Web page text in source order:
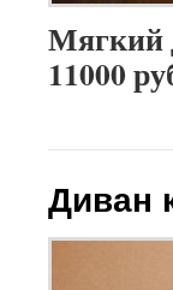
Мягкий
11000
Диван